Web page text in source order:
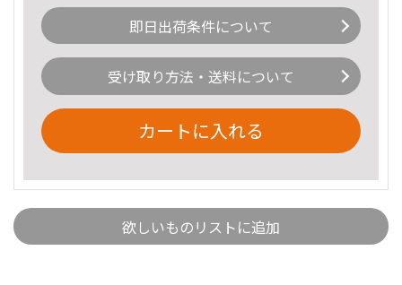
即日出荷条件について
受け取り方法・送料について
カートに入れる
欲しいものリストに追加